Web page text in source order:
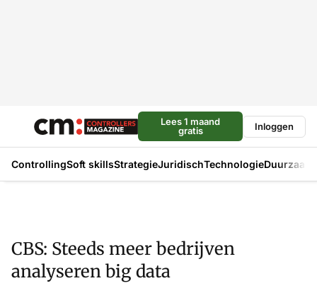
Lees 1 maand
gratis
Inloggen
ControllingSoft skillsStrategieJuridischTechnologie
CBS: Steeds meer bedrijven
analyseren big data